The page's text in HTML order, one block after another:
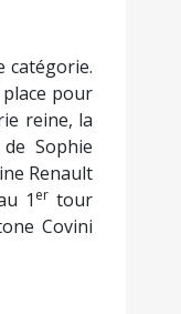
catégorie.
place pour
reine, la
Sophie
Renault
1 er tour
Covini